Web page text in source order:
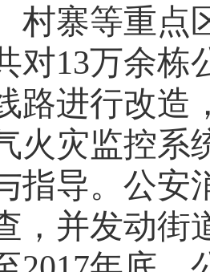
村寨等重点
对13万余栋
路进行改造
火灾监控系
指导。公安
，并发动街